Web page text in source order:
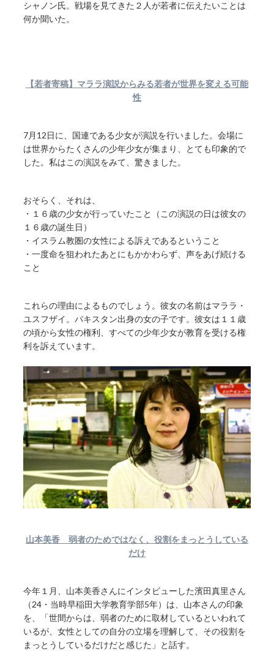
シャノン氏。戦場を見てきた２人が若者に伝えたいことは
何か聞いた。
【若者寄稿】マララ演説からみる若者が世界を変える可能
性
7月12日に、国連である少女が演説を行いました。会場に
は世界からたくさんの少年少女が集まり、とても印象的で
した。私はこの演説をみて、驚きました。
おそらく、それは、
・１６歳の少女が行っていたこと（この演説の日は彼女の
１６歳の誕生日）
・イスラム教圏の女性による訴えであるということ
・一度命を狙われたあとにもかかわらず、声をあげ続ける
こと
これらの理由によるものでしょう。彼女の名前はマララ・
ユスフザイ。パキスタン出身の女の子です。彼女は１１歳
の頃から女性の権利、すべての少年少女が教育を受ける権
利を訴えています。
山本美香 弱者のためではなく、役割をまっとうしている
だけ
今年１月、山本美香さんにインタビューした濱田真里さん
（24・当時早稲田大学教育学部5年）は、山本さんの印象
を、「世間からは、弱者のために取材しているといわれて
いるが、女性としての自分の立場を理解して、その役割を
まっとうしているだけだと感じた」と話す。